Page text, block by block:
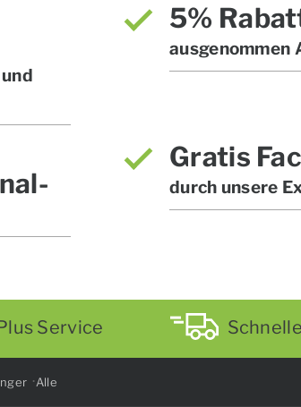
5%
ausgenommen
Gratis
durch unsere
Service
Alle